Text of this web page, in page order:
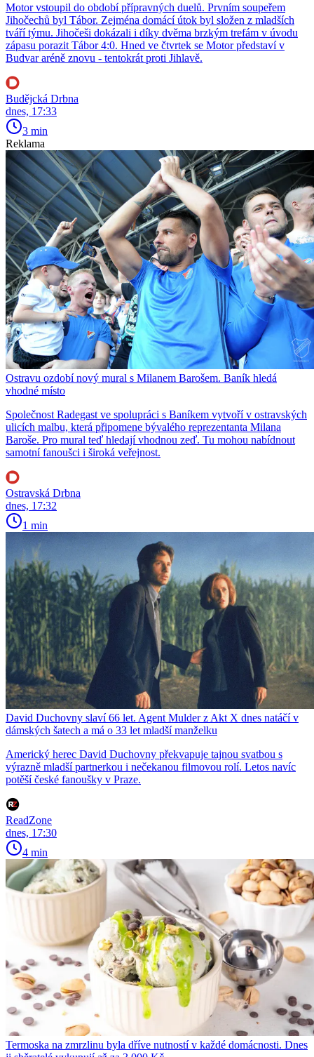
Motor vstoupil do období přípravných duelů. Prvním soupeřem
Jihočechů byl Tábor. Zejména domácí útok byl složen z mladších
tváří týmu. Jihočeši dokázali i díky dvěma brzkým trefám v úvodu
zápasu porazit Tábor 4:0. Hned ve čtvrtek se Motor představí v
Budvar aréně znovu - tentokrát proti Jihlavě.
Budějcká Drbna
dnes, 17:33
3 min
Reklama
Ostravu ozdobí nový mural s Milanem Barošem. Baník hledá
vhodné místo
Společnost Radegast ve spolupráci s Baníkem vytvoří v ostravských
ulicích malbu, která připomene bývalého reprezentanta Milana
Baroše. Pro mural teď hledají vhodnou zeď. Tu mohou nabídnout
samotní fanoušci i široká veřejnost.
Ostravská Drbna
dnes, 17:32
1 min
David Duchovny slaví 66 let. Agent Mulder z Akt X dnes natáčí v
dámských šatech a má o 33 let mladší manželku
Americký herec David Duchovny překvapuje tajnou svatbou s
výrazně mladší partnerkou i nečekanou filmovou rolí. Letos navíc
potěší české fanoušky v Praze.
ReadZone
dnes, 17:30
4 min
Termoska na zmrzlinu byla dříve nutností v každé domácnosti. Dnes